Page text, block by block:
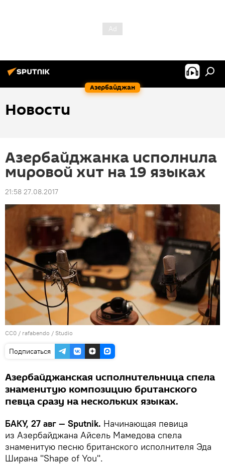
Азербайджан
Новости
Азербайджанка исполнила
мировой хит на 19 языках
21:58 27.08.2017
CC0 / rafabendo / Studio
Подписаться
Азербайджанская исполнительница спела
знаменитую композицию британского
певца сразу на нескольких языках.
БАКУ, 27 авг — Sputnik. Начинающая певица
из Азербайджана Айсель Мамедова спела
знаменитую песню британского исполнителя Эда
Ширана "Shape of You".